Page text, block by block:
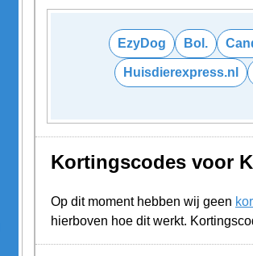
EzyDog Bol.
Huisdierexpress.nl
Kortingscodes voor
Op dit moment hebben wij geen
hierboven hoe dit werkt.